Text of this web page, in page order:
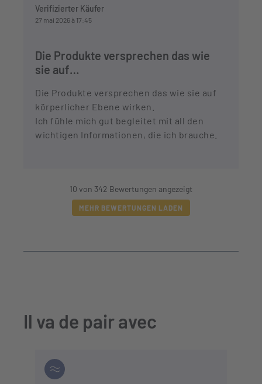
Verifizierter Käufer
27 mai 2026 à 17:45
Die Produkte versprechen das wie
sie auf…
Die Produkte versprechen das wie sie auf
körperlicher Ebene wirken.
Ich fühle mich gut begleitet mit all den
wichtigen Informationen, die ich brauche.
10 von 342 Bewertungen angezeigt
MEHR BEWERTUNGEN LADEN
Il va de pair avec